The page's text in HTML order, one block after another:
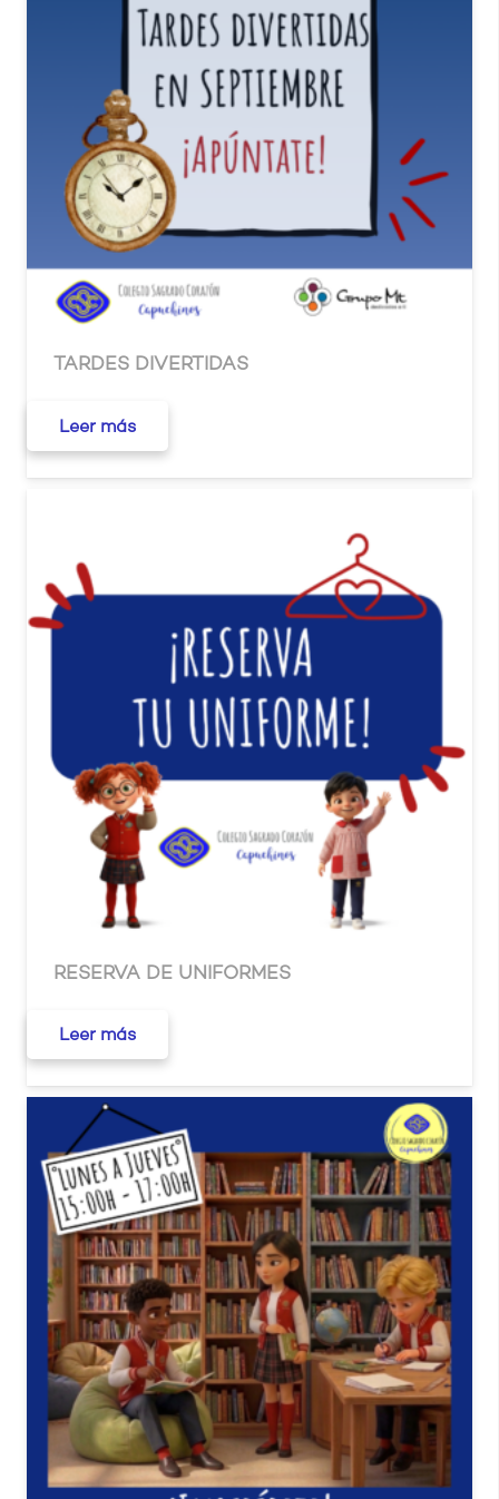
TARDES DIVERTIDAS
Leer más
RESERVA DE UNIFORMES
Leer más